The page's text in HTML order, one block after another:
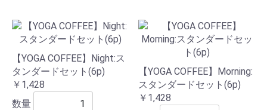
【YOGA COFFEE】Night:ス
タンダードセット(6p)
￥1,428
数量
【YOGA COFFEE】Morning:
スタンダードセット(6p)
￥1,428